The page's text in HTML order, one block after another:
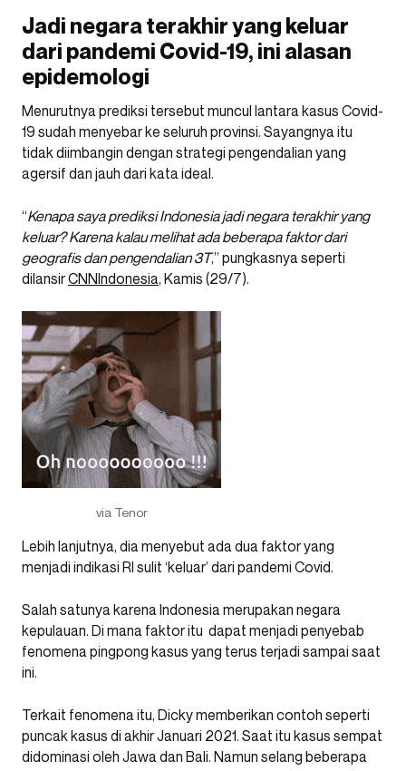
Jadi negara terakhir yang keluar
dari pandemi Covid-19, ini alasan
epidemologi
Menurutnya prediksi tersebut muncul lantara kasus Covid-
19 sudah menyebar ke seluruh provinsi. Sayangnya itu
tidak diimbangin dengan strategi pengendalian yang
agersif dan jauh dari kata ideal.
“Kenapa saya prediksi Indonesia jadi negara terakhir yang
keluar? Karena kalau melihat ada beberapa faktor dari
geografis dan pengendalian 3T,” pungkasnya seperti
dilansirCNNIndonesia, Kamis (29/7).
via Tenor
Lebih lanjutnya, dia menyebut ada dua faktor yang
menjadi indikasi RI sulit ‘keluar’ dari pandemi Covid.
Salah satunya karena Indonesia merupakan negara
kepulauan. Di mana faktor itu dapat menjadi penyebab
fenomena pingpong kasus yang terus terjadi sampai saat
ini.
Terkait fenomena itu, Dicky memberikan contoh seperti
puncak kasus di akhir Januari 2021. Saat itu kasus sempat
didominasi oleh Jawa dan Bali. Namun selang beberapa